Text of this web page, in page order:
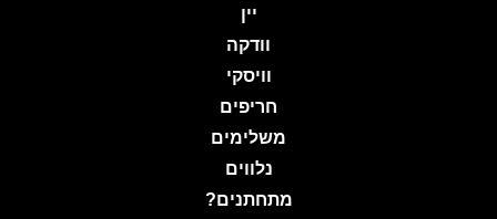
יין
וודקה
וויסקי
חריפים
משלימים
נלווים
מתחתנים?